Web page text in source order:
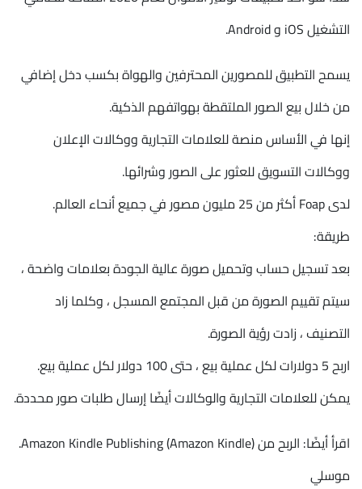
التشغيل iOS و Android.
يسمح التطبيق للمصورين المحترفين والهواة بكسب دخل إضافي
من خلال بيع الصور الملتقطة بهواتفهم الذكية.
إنها في الأساس منصة للعلامات التجارية ووكالات الإعلان
ووكالات التسويق للعثور على الصور وشرائها.
لدى Foap أكثر من 25 مليون مصور في جميع أنحاء العالم.
طريقة:
بعد تسجيل حساب وتحميل صورة عالية الجودة بعلامات واضحة ،
سيتم تقييم الصورة من قبل المجتمع المسجل ، وكلما زاد
التصنيف ، زادت رؤية الصورة.
اربح 5 دولارات لكل عملية بيع ، حتى 100 دولار لكل عملية بيع.
يمكن للعلامات التجارية والوكالات أيضًا إرسال طلبات صور محددة.
اقرأ أيضًا: الربح من Amazon Kindle Publishing (Amazon Kindle).
موسلي